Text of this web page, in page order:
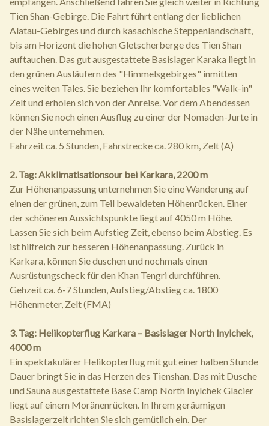
Tien Shan-Gebirge. Die Fahrt führt entlang der lieblichen
Alatau-Gebirges und durch kasachische Steppenlandschaft,
bis am Horizont die hohen Gletscherberge des Tien Shan
auftauchen. Das gut ausgestattete Basislager Karaka liegt in
den grünen Ausläufern des "Himmelsgebirges" inmitten
eines weiten Tales. Sie beziehen Ihr komfortables "Walk-in"
Zelt und erholen sich von der Anreise. Vor dem Abendessen
können Sie noch einen Ausflug zu einer der Nomaden-Jurte in
der Nähe unternehmen.
Fahrzeit ca. 5 Stunden, Fahrstrecke ca. 280 km, Zelt (A)
2. Tag: Akklimatisationsour bei Karkara, 2200 m
Zur Höhenanpassung unternehmen Sie eine Wanderung auf
einen der grünen, zum Teil bewaldeten Höhenrücken. Einer
der schöneren Aussichtspunkte liegt auf 4050 m Höhe.
Lassen Sie sich beim Aufstieg Zeit, ebenso beim Abstieg. Es
ist hilfreich zur besseren Höhenanpassung. Zurück in
Karkara, können Sie duschen und nochmals einen
Ausrüstungscheck für den Khan Tengri durchführen.
Gehzeit ca. 6-7 Stunden, Aufstieg/Abstieg ca. 1800
Höhenmeter, Zelt (FMA)
3. Tag: Helikopterflug Karkara – Basislager North Inylchek,
4000 m
Ein spektakulärer Helikopterflug mit gut einer halben Stunde
Dauer bringt Sie in das Herzen des Tienshan. Das mit Dusche
und Sauna ausgestattete Base Camp North Inylchek Glacier
liegt auf einem Moränenrücken. In Ihrem geräumigen
Basislagerzelt richten Sie sich gemütlich ein. Der